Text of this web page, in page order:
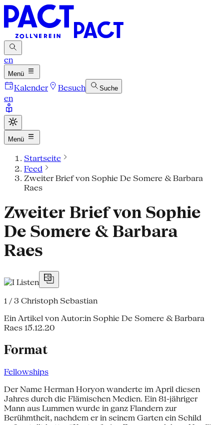
en
Menü
Kalender Besuch Suche
en
Menü
Startseite
Feed
Zweiter Brief von Sophie De Somere & Barbara
Raes
Zweiter Brief von Sophie
De Somere & Barbara
Raes
1 / 3 Christoph Sebastian
Ein Artikel von Autor:in Sophie De Somere & Barbara
Raes 15.12.20
Format
Fellowships
Der Name Herman Horyon wanderte im April diesen
Jahres durch die Flämischen Medien. Ein 81-jähriger
Mann aus Lummen wurde in ganz Flandern zur
Berühmtheit, nachdem er in seinem Garten ein Schild